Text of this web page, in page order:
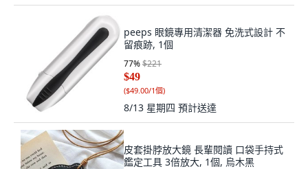
peeps 眼鏡專用清潔器 免洗式設計 不
留痕跡, 1個
77%$221
$49
($49.00/1個)
8/13 星期四 預計送達
皮套掛脖放大鏡 長輩閱讀 口袋手持式
鑑定工具 3倍放大, 1個, 烏木黑